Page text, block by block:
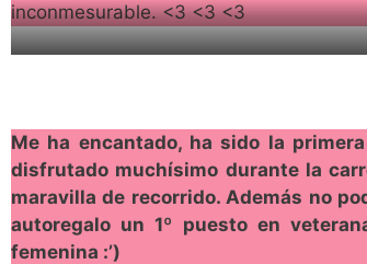
inconmesurable. <3 <3 <3
Me ha encantado, ha sido la
disfrutado muchísimo durante la
maravilla de recorrido. Además no
autoregalo un 1º puesto en
femenina :’)